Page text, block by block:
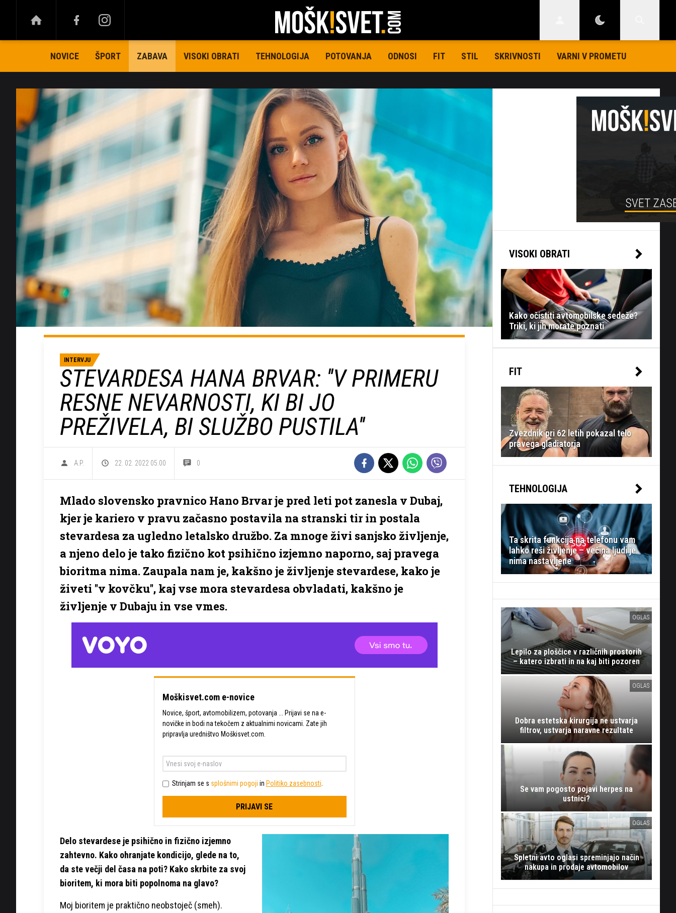
NOVICE ŠPORT ZABAVA VISOKI OBRATI TEHNOLOGIJA POTOVANJA ODNOSI FIT STIL SKRIVNOSTI VARNI V PROMETU
INTERVJU
STEVARDESA HANA BRVAR: ''V PRIMERU
RESNE NEVARNOSTI, KI BI JO
PREŽIVELA, BI SLUŽBO PUSTILA''
A.P. 22. 02. 2022 05.00 0
Mlado slovensko pravnico Hano Brvar je pred leti pot zanesla v Dubaj,
kjer je kariero v pravu začasno postavila na stranski tir in postala
stevardesa za ugledno letalsko družbo. Za mnoge živi sanjsko življenje,
a njeno delo je tako fizično kot psihično izjemno naporno, saj pravega
bioritma nima. Zaupala nam je, kakšno je življenje stevardese, kako je
živeti ''v kovčku'', kaj vse mora stevardesa obvladati, kakšno je
življenje v Dubaju in vse vmes.
Moškisvet.com e-novice
Novice, šport, avtomobilizem, potovanja ... Prijavi se na e-
novičke in bodi na tekočem z aktualnimi novicami. Zate jih
pripravlja uredništvo Moškisvet.com.
Strinjam se s splošnimi pogoji in Politiko zasebnosti
PRIJAVI SE
Delo stevardese je psihično in fizično izjemno
zahtevno. Kako ohranjate kondicijo, glede na to,
da ste večji del časa na poti? Kako skrbite za svoj
bioritem, ki mora biti popolnoma na glavo?
Moj bioritem je praktično neobstoječ (smeh).
VISOKI OBRATI
Kako očistiti avtomobilske sedeže?
Triki, ki jih morate poznati
FIT
Zvezdnik pri 62 letih pokazal telo
pravega gladiatorja
TEHNOLOGIJA
Ta skrita funkcija na telefonu vam
lahko reši življenje – večina ljudi je
nima nastavljene
OGLAS
Lepilo za ploščice v različnih prostorih
– katero izbrati in na kaj biti pozoren
OGLAS
Dobra estetska kirurgija ne ustvarja
filtrov, ustvarja naravne rezultate
Se vam pogosto pojavi herpes na
ustnici?
OGLAS
Spletni avto oglasi spreminjajo način
nakupa in prodaje avtomobilov